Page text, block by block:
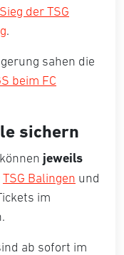
der TSG
.
sahen die
beim FC
sichern
jeweils
TSG Balingen und
im
ab sofort im